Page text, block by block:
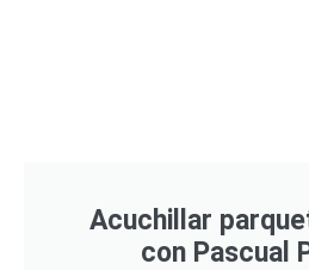
Acuchillar
con Pascual